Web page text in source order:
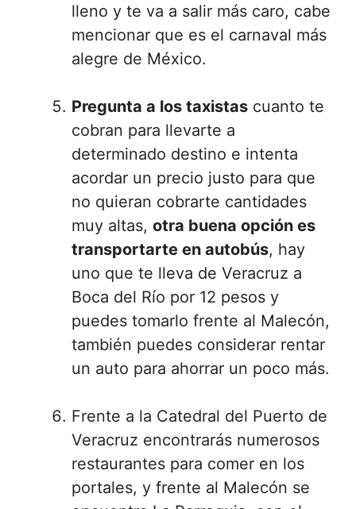
lleno y te va a salir más caro, cabe
mencionar que es el carnaval más
alegre de México.
Pregunta a los taxistas cuanto te
cobran para llevarte a
determinado destino e intenta
acordar un precio justo para que
no quieran cobrarte cantidades
muy altas, otra buena opción es
transportarte en autobús, hay
uno que te lleva de Veracruz a
Boca del Río por 12 pesos y
puedes tomarlo frente al Malecón,
también puedes considerar rentar
un auto para ahorrar un poco más.
Frente a la Catedral del Puerto de
Veracruz encontrarás numerosos
restaurantes para comer en los
portales, y frente al Malecón se